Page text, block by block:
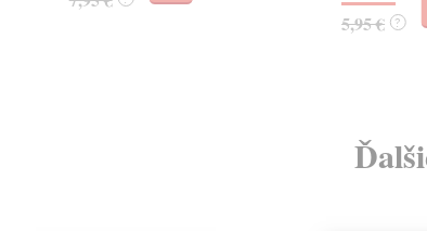
5,95 € ?